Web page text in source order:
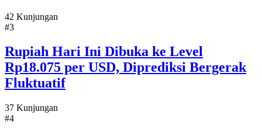
42 Kunjungan
#3
Rupiah Hari Ini Dibuka ke Level
Rp18.075 per USD, Diprediksi Bergerak
Fluktuatif
37 Kunjungan
#4